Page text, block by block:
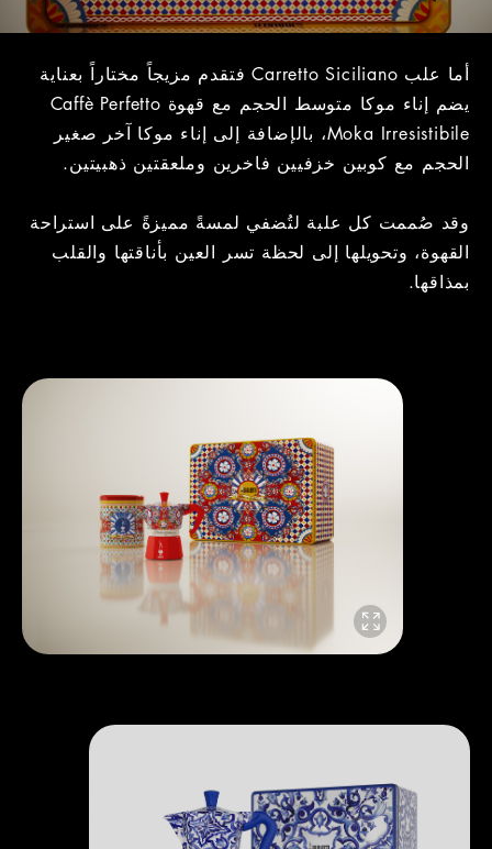
أما علب Carretto Siciliano فتقدم مزيجاً مختاراً بعناية
يضم إناء موكا متوسط الحجم مع قهوة Caffè Perfetto
Moka Irresistibile، بالإضافة إلى إناء موكا آخر صغير
الحجم مع كوبين خزفيين فاخرين وملعقتين ذهبيتين.
وقد صُممت كل علبة لتُضفي لمسةً مميزةً على استراحة
القهوة، وتحويلها إلى لحظة تسر العين بأناقتها والقلب
بمذاقها.